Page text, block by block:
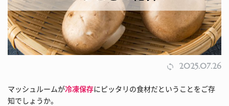
2025.07.26
マッシュルームが冷凍保存にピッタリの食材だということをご存
知でしょうか。